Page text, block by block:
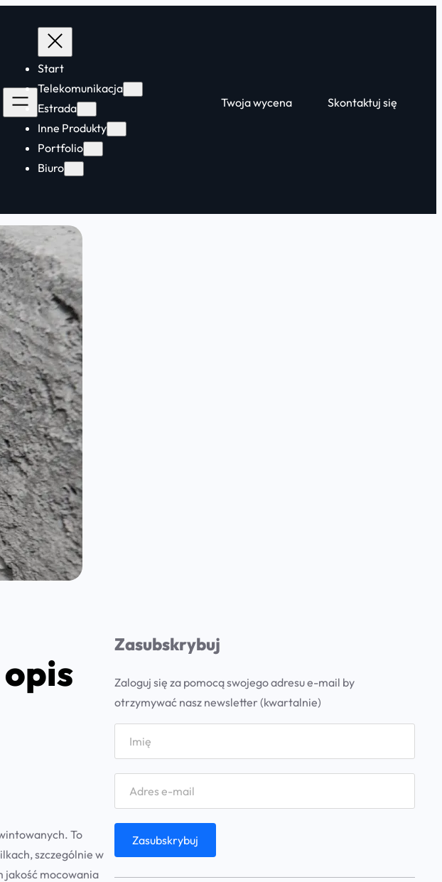
Start
Telekomunikacja
Estrada
Inne Produkty
Portfolio
Biuro
Twoja wycena Skontaktuj się
To
szczególnie w
jakość mocowania
Zasubskrybuj
Zaloguj się za pomocą swojego adresu e-mail by
otrzymywać nasz newsletter (kwartalnie)